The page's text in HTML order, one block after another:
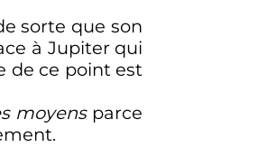
sorte que son
à Jupiter qui
de ce point est
moyensparce